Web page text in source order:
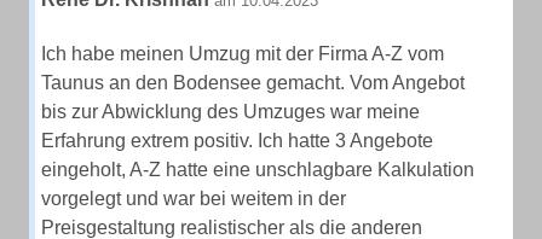
Ich habe meinen Umzug mit der Firma A-Z vom
Taunus an den Bodensee gemacht. Vom Angebot
bis zur Abwicklung des Umzuges war meine
Erfahrung extrem positiv. Ich hatte 3 Angebote
eingeholt, A-Z hatte eine unschlagbare Kalkulation
vorgelegt und war bei weitem in der
Preisgestaltung realistischer als die anderen